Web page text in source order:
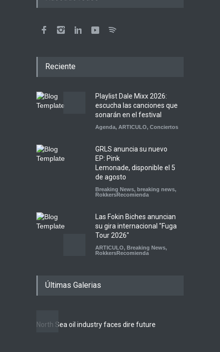
Reciente
Playlist Dale Mixx 2026:
escucha las canciones que
sonarán en el festival
Agenda, ARTICULO, Conciertos
GRLS anuncia su nuevo
EP: Pink
Lemonade, disponible el 5
de agosto
Breaking News, breaking news,
RokkersRecomienda
Las Fokin Biches anuncian
su gira internacional "Fuga
Tour 2026"
ARTICULO, Breaking News,
RokkersRecomienda
nuevo de Psychedelic Porn
RokkersRecomienda,Sin
categoría
Últimas Galerias
North Sea oil industry faces dire future